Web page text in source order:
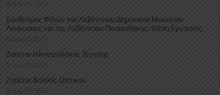
July 31, 2026
Σύνδεσμος Φίλων του Λεβέντειου Δημοτικού Μουσείου
Λευκωσίας και της Λεβέντειου Πινακοθήκης: Θέση Εργασίας
July 31, 2026
Ζητείται Ηλεκτρολόγος Τεχνίτης
July 31, 2026
Ζητείται Βοηθός Οπτικού
July 31, 2026